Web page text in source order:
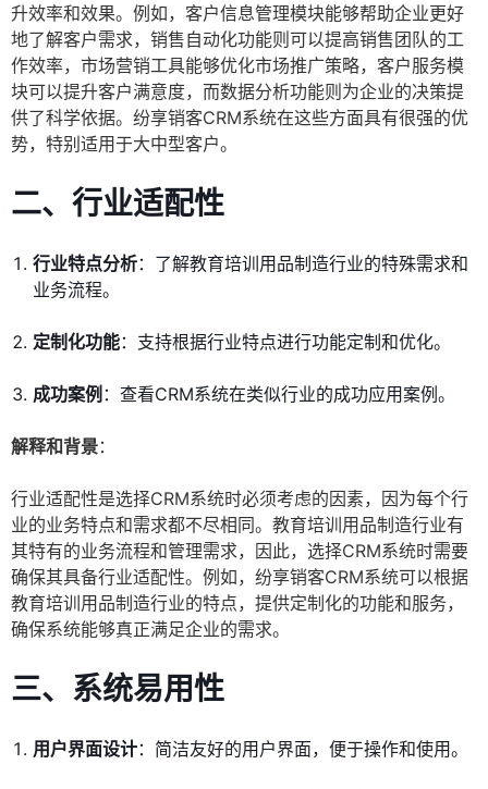
升效率和效果。例如，客户信息管理模块能够帮助企业更好
地了解客户需求，销售自动化功能则可以提高销售团队的工
作效率，市场营销工具能够优化市场推广策略，客户服务模
块可以提升客户满意度，而数据分析功能则为企业的决策提
供了科学依据。纷享销客CRM系统在这些方面具有很强的优
势，特别适用于大中型客户。
二、行业适配性
行业特点分析：了解教育培训用品制造行业的特殊需求和
业务流程。
定制化功能：支持根据行业特点进行功能定制和优化。
成功案例 ：查看CRM系统在类似行业的成功应用案例。
解释和背景：
行业适配性是选择CRM系统时必须考虑的因素，因为每个行
业的业务特点和需求都不尽相同。教育培训用品制造行业有
其特有的业务流程和管理需求，因此，选择CRM系统时需要
确保其具备行业适配性。例如，纷享销客CRM系统可以根据
教育培训用品制造行业的特点，提供定制化的功能和服务，
确保系统能够真正满足企业的需求。
三、系统易用性
用户界面设计：简洁友好的用户界面，便于操作和使用。